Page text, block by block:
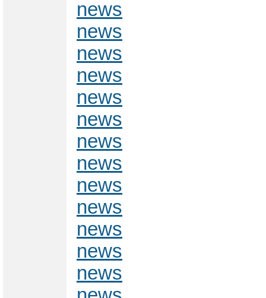
news
news
news
news
news
news
news
news
news
news
news
news
news